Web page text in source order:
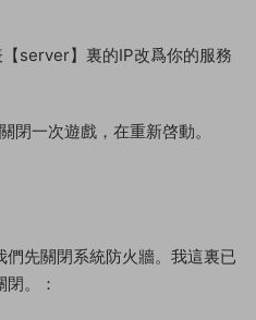
server】裏的IP改爲你的服務
閉一次遊戲，在重新啓動。
先關閉系統防火牆。我這裏已
。：